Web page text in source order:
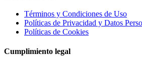
Términos y Condiciones de Uso
Políticas de Privacidad y Datos
Políticas de Cookies
Cumplimiento legal